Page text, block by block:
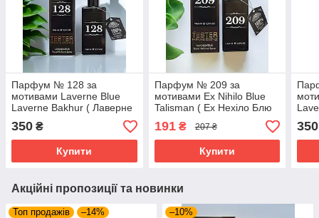
Парфум № 128 за
мотивами Laverne Blue
Laverne Bakhur ( Лаверне
Блю Лаверне Бакхур ) 65
мл
350 ₴
Купити
Парфум № 209 за
мотивами Ex Nihilo Blue
Talisman ( Ех Нехіло Блю
191₴ 207 ₴
Купити
350
Акційні пропозиції та новинки
Топ продажів –14% –10%